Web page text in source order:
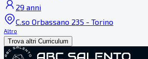
29 anni
C.so Orbassano 235 - Torino
Altro
Trova altri Curriculum